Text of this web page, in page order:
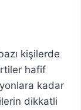
kişilerde
hafif
kadar
dikkatli